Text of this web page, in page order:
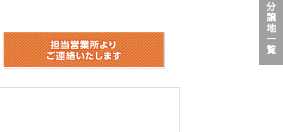
分
譲
地
一
覧